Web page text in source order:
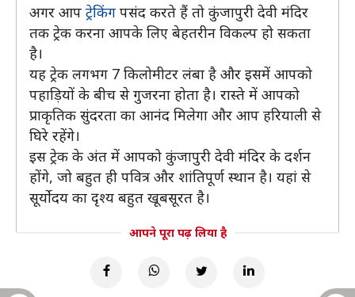
अगर आप ट्रेकिंग पसंद करते हैं तो कुंजापुरी देवी मंदिर
तक ट्रेक करना आपके लिए बेहतरीन विकल्प हो सकता
है।
यह ट्रेक लगभग 7 किलोमीटर लंबा है और इसमें आपको
पहाड़ियों के बीच से गुजरना होता है। रास्ते में आपको
प्राकृतिक सुंदरता का आनंद मिलेगा और आप हरियाली से
घिरे रहेंगे।
इस ट्रेक के अंत में आपको कुंजापुरी देवी मंदिर के दर्शन
होंगे, जो बहुत ही पवित्र और शांतिपूर्ण स्थान है। यहां से
सूर्योदय का दृश्य बहुत खूबसूरत है।
आपने पूरा पढ़ लिया है